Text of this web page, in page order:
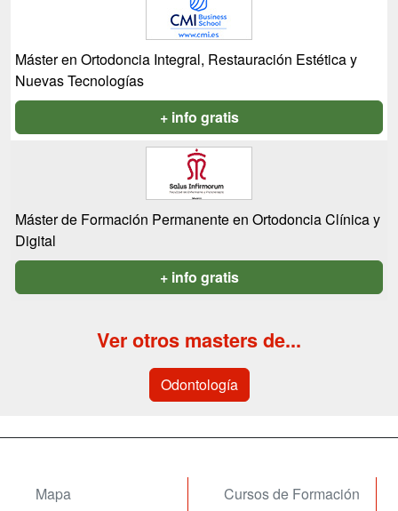
Máster en Ortodoncia Integral, Restauración Estética y
Nuevas Tecnologías
+ info gratis
Máster de Formación Permanente en Ortodoncia Clínica y
Digital
+ info gratis
Ver otros masters de...
Odontología
Mapa
Cursos de Formación